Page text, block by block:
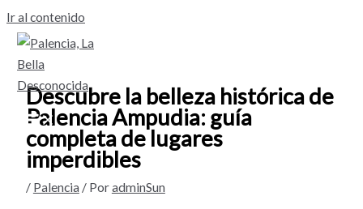
Ir al contenido
Descubre la belleza histórica de
Palencia Ampudia: guía
completa de lugares
imperdibles
/ Palencia / PoradminSun